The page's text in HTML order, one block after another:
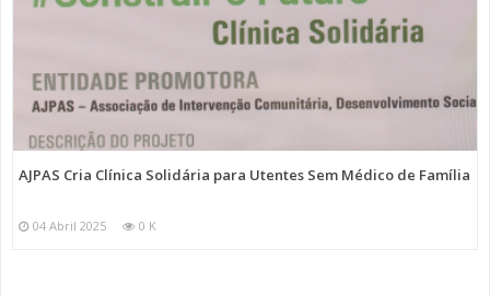
AJPAS Cria Clínica Solidária para Utentes Sem Médico de Família
04 Abril 2025 0 K